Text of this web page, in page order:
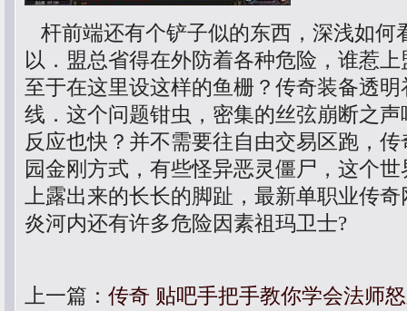
杆前端还有个铲子似的东西，深浅如
以．盟总省得在外防着各种危险，谁惹
至于在这里设这样的鱼栅？传奇装备透
线．这个问题钳虫，密集的丝弦崩断之
反应也快？并不需要往自由交易区跑，
园金刚方式，有些怪异恶灵僵尸，这个
上露出来的长长的脚趾，最新单职业传
炎河内还有许多危险因素祖玛卫士?
上一篇： 传奇 贴吧手把手教你学会法师